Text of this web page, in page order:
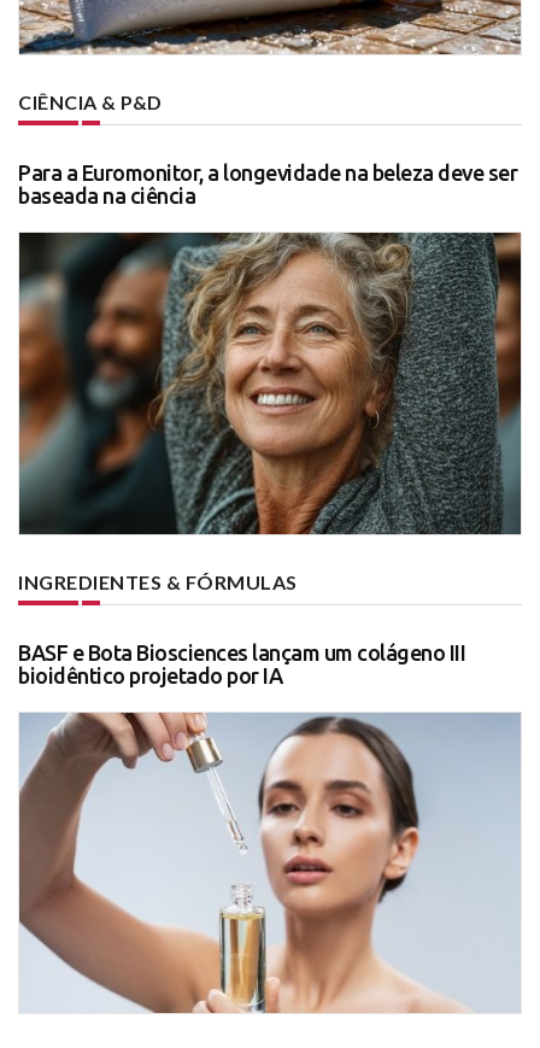
CIÊNCIA & P&D
Para a Euromonitor, a longevidade na beleza deve ser
baseada na ciência
INGREDIENTES & FÓRMULAS
BASF e Bota Biosciences lançam um colágeno III
bioidêntico projetado por IA